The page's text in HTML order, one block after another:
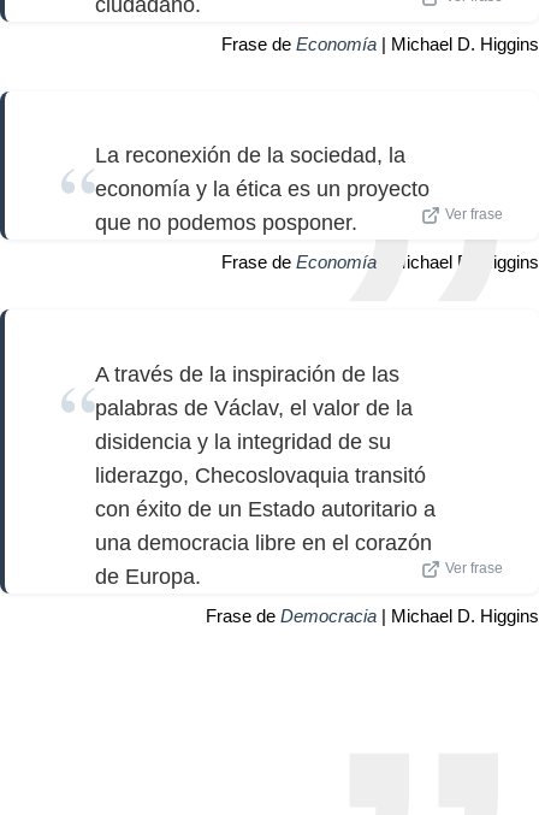
Frase de Economía | Michael D. Higgins
La reconexión de la sociedad, la
economía y la ética es un proyecto
que no podemos posponer.
Ver frase
Frase de Economía | Michael D. Higgins
A través de la inspiración de las
palabras de Václav, el valor de la
disidencia y la integridad de su
liderazgo, Checoslovaquia transitó
con éxito de un Estado autoritario a
una democracia libre en el corazón
de Europa.
Ver frase
Frase de Democracia | Michael D. Higgins